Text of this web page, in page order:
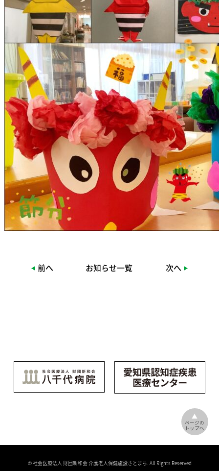
前へ お知らせ一覧 次へ
▲
ページの
トップへ
© 社会医療法人 財団新和会 介護老人保健施設さとまち. All Rights Reserved